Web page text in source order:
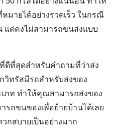
กวิทรัสมีรถสำหรับส่งของ
ภท ทำให้คุณสามารถส่งของ
ถขนของเพื่อย้ายบ้านได้เลย
สิ่งของได้ทั่วประเทศ และ
งหวัด ทำให้คุณส่งของไปให้
ร็ว และวิทรัสยังตอบโจทย์คน
องขึ้นรถ ทำให้คนรุ่นใหญ่ไม่